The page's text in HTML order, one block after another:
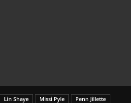
Lin Shaye Missi Pyle Penn Jillette